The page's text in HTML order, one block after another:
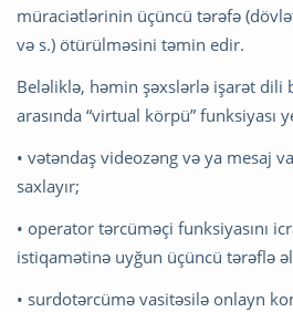
müraciətlərinin üçüncü tərəfə
və s.) ötürülməsini təmin edir.
Beləliklə, həmin şəxslərlə işarət dili
arasında “virtual körpü” funksiyası
• vətəndaş videozəng və ya mesaj
saxlayır;
• operator tərcüməçi funksiyasını
istiqamətinə uyğun üçüncü tərəflə
• surdotərcümə vasitəsilə onlayn